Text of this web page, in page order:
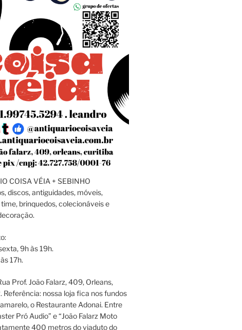
COISA VÉIA + SEBINHO
discos, antiguidades, móveis,
brinquedos, colecionáveis e
9h às 19h.
17h.
Prof. João Falarz, 409, Orleans,
Referência: nossa loja fica nos fundos
o Restaurante Adonai. Entre
Pró Audio” e “João Falarz Moto
400 metros do viaduto do